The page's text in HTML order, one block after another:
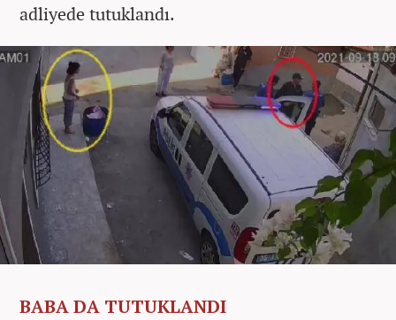
adliyede tutuklandı.
BABA DA TUTUKLANDI